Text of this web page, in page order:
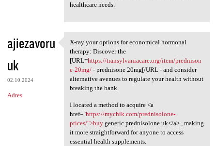
healthcare needs.
ajiezavoru
uk
02.10.2024
Adres
X-ray your options for
X-ray your options for economical hormonal
therapy: Discover the
[URL=https://transylvaniacare.org/item/prednison
e-20mg/- prednisone 20mg[/URL - and consider
alternative avenues to regulate your health without
breaking the bank.
I located a method to acquire <a
href="https://mychik.com/prednisolone-
prices/">buygeneric prednisolone uk</a> , making
it more straightforward for anyone to access
essential health supplements.